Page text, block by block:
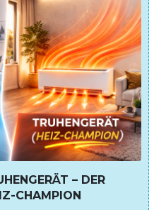
– DER
CHAMPION